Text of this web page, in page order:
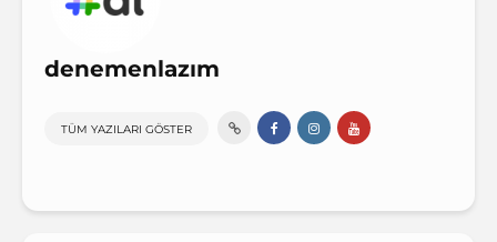
denemenlazım
TÜM YAZILARI GÖSTER